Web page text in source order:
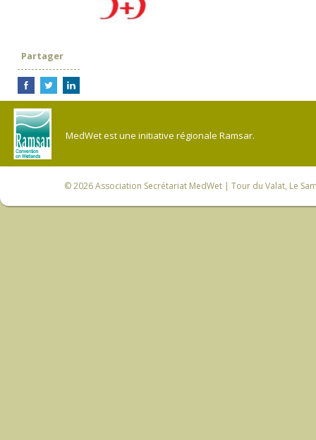
Partager
MedWet est une initiative régionale Ramsar.
© 2026Association Secrétariat MedWet | Tour du Valat, Le